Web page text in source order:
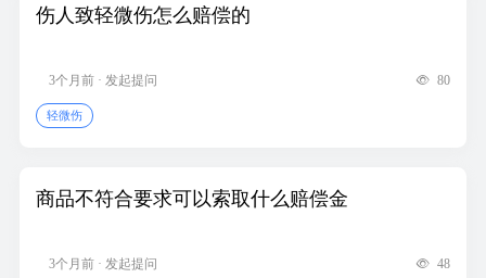
伤人致轻微伤怎么赔偿的
3个月前 · 发起提问 80
轻微伤
商品不符合要求可以索取什么赔偿金
3个月前 · 发起提问 48